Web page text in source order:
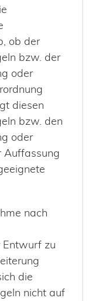
ob der
bzw. der
oder
diesen
bzw. den
oder
Auffassung
nach
Entwurf zu
die
nicht auf